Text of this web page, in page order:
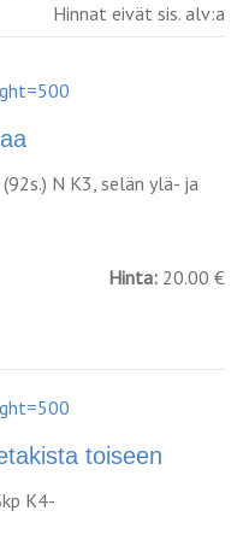
Hinnat eivät sis. alv:a
N K3, selän ylä- ja
Hinta: 20.00 €
toiseen
K4-